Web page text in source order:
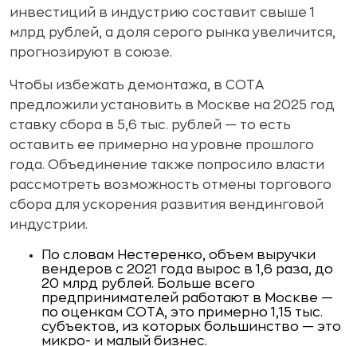
инвестиций в индустрию составит свыше 1
млрд рублей, а доля серого рынка увеличится,
прогнозируют в союзе.
Чтобы избежать демонтажа, в СОТА
предложили установить в Москве на 2025 год
ставку сбора в 5,6 тыс. рублей — то есть
оставить ее примерно на уровне прошлого
года. Объединение также попросило власти
рассмотреть возможность отмены торгового
сбора для ускорения развития вендинговой
индустрии.
По словам Нестеренко, объем выручки
вендеров с 2021 года вырос в 1,6 раза, до
20 млрд рублей. Больше всего
предпринимателей работают в Москве —
по оценкам СОТА, это примерно 1,15 тыс.
субъектов, из которых большинство — это
микро- и малый бизнес.